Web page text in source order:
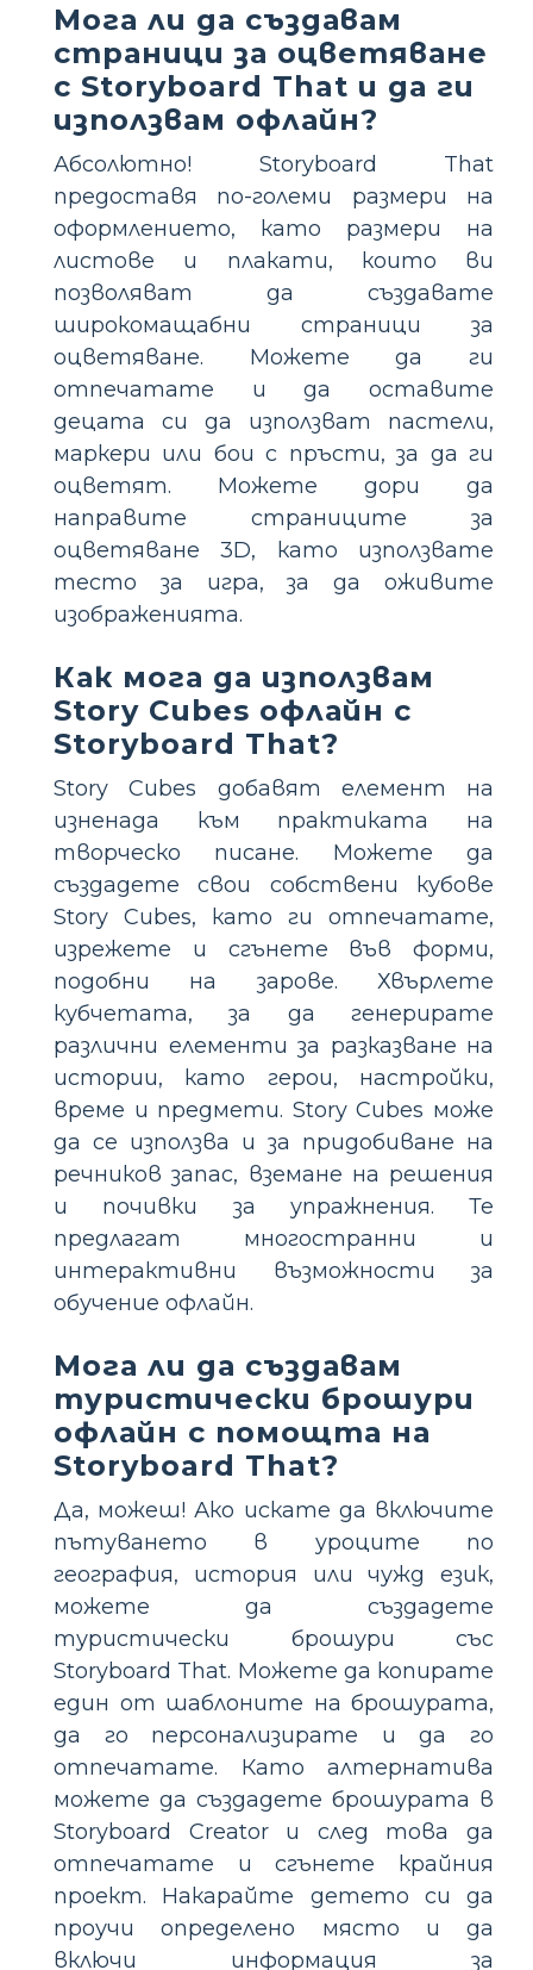
Мога ли да създавам
страници за оцветяване
с Storyboard That и да ги
използвам офлайн?
Абсолютно! Storyboard That
предоставя по-големи размери на
оформлението, като размери на
листове и плакати, които ви
позволяват да създавате
широкомащабни страници за
оцветяване. Можете да ги
отпечатате и да оставите
децата си да използват пастели,
маркери или бои с пръсти, за да ги
оцветят. Можете дори да
направите страниците за
оцветяване 3D, като използвате
тесто за игра, за да оживите
изображенията.
Как мога да използвам
Story Cubes офлайн с
Storyboard That?
Story Cubes добавят елемент на
изненада към практиката на
творческо писане. Можете да
създадете свои собствени кубове
Story Cubes, като ги отпечатате,
изрежете и сгънете във форми,
подобни на зарове. Хвърлете
кубчетата, за да генерирате
различни елементи за разказване на
истории, като герои, настройки,
време и предмети. Story Cubes може
да се използва и за придобиване на
речников запас, вземане на решения
и почивки за упражнения. Те
предлагат многостранни и
интерактивни възможности за
обучение офлайн.
Мога ли да създавам
туристически брошури
офлайн с помощта на
Storyboard That?
Да, можеш! Ако искате да включите
пътуването в уроците по
география, история или чужд език,
можете да създадете
туристически брошури със
Storyboard That. Можете да копирате
един от шаблоните на брошурата,
да го персонализирате и да го
отпечатате. Като алтернатива
можете да създадете брошурата в
Storyboard Creator и след това да
отпечатате и сгънете крайния
проект. Накарайте детето си да
проучи определено място и да
включи информация за